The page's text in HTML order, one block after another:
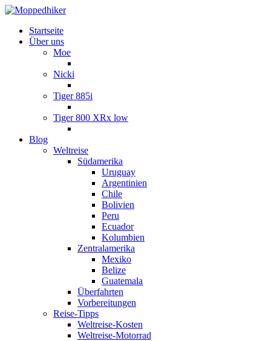
Startseite
Über uns
Moe
Nicki
Tiger 885i
Tiger 800 XRx low
Blog
Weltreise
Südamerika
Uruguay
Argentinien
Chile
Bolivien
Peru
Ecuador
Kolumbien
Zentralamerika
Mexiko
Belize
Guatemala
Überfahrten
Vorbereitungen
Reise-Tipps
Weltreise-Kosten
Weltreise-Motorrad